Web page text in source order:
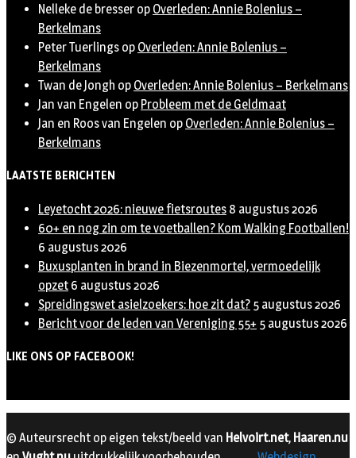
Nelleke de bresser op Overleden: Annie Bolenius –
Berkelmans
Peter Tuerlings op Overleden: Annie Bolenius –
Berkelmans
Twan de Jongh op Overleden: Annie Bolenius – Berkelmans
Jan van Engelen op Probleem met de Geldmaat
Jan en Roos van Engelen op Overleden: Annie Bolenius –
Berkelmans
LAATSTE BERICHTEN
Leyetocht 2026: nieuwe fietsroutes 8 augustus 2026
60+ en nog zin om te voetballen? Kom Walking Footballen!
6 augustus 2026
Buxusplanten in brand in Biezenmortel, vermoedelijk
opzet 6 augustus 2026
Spreidingswet asielzoekers: hoe zit dat? 5 augustus 2026
Bericht voor de leden van Vereniging 55+ 5 augustus 2026
LIKE ONS OP FACEBOOK!
© Auteursrecht op eigen tekst/beeld van Helvoirt.net, Haaren.nu